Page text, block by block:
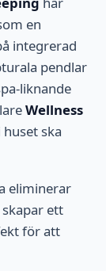
en
integrerad
pendlar
liknande
Wellness
ska
eliminerar
ett
för att